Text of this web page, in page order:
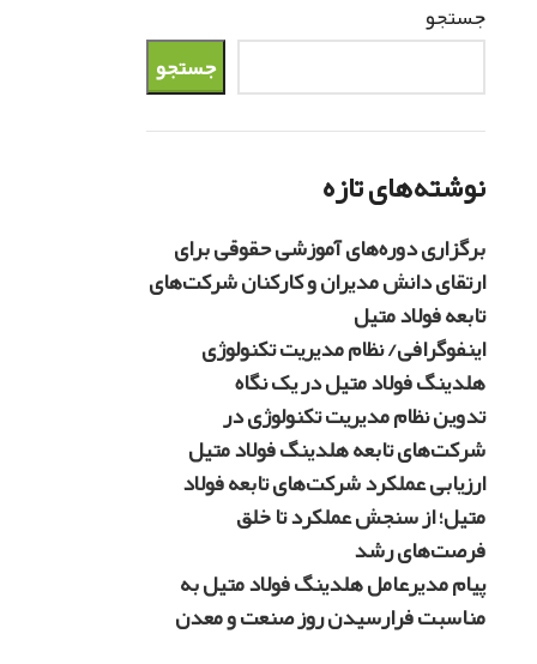
جستجو
جستجو
نوشته‌های تازه
برگزاری دوره‌های آموزشی حقوقی برای
ارتقای دانش مدیران و کارکنان شرکت‌های
تابعه فولاد متیل
اینفوگرافی/ نظام مدیریت تکنولوژی
هلدینگ فولاد متیل در یک نگاه
تدوین نظام مدیریت تکنولوژی در
شرکت‌های تابعه هلدینگ فولاد متیل
ارزیابی عملکرد شرکت‌های تابعه فولاد
متیل؛ از سنجش عملکرد تا خلق
فرصت‌های رشد
پیام مدیرعامل هلدینگ فولاد متیل به
مناسبت فرارسیدن روز صنعت و معدن